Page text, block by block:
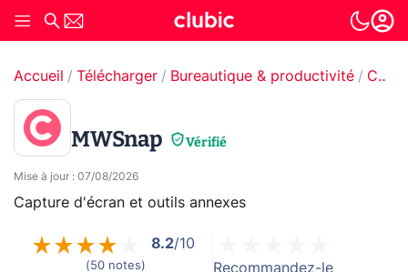
Accueil Télécharger Bureautique & productivité Capture d'écran
MWSnap Vérifié
Mise à jour : 07/08/2026
Capture d'écran et outils annexes
8.2/10
(50 notes) Recommandez-le